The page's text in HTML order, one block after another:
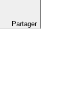
Partager